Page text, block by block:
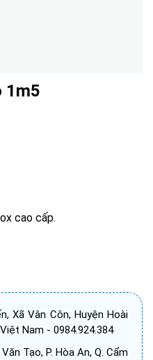
1m5
cao cấp.
Xã Vân Côn, Huyện Hoài
Nam - 0984.924.384
Tạo, P. Hòa An, Q. Cẩm